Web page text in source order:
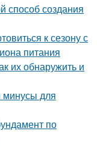
способ создания
к сезону с
питания
их обнаружить и
минусы для
по